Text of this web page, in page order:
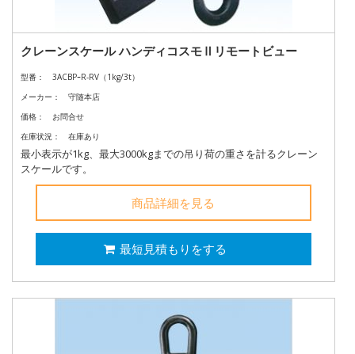
クレーンスケール ハンディコスモⅡリモートビュー
型番：
3ACBPｰR-RV（1kg/3t）
メーカー：
守随本店
価格：
お問合せ
在庫状況：
在庫あり
最小表示が1kg、最大3000kgまでの吊り荷の重さを計るクレーン
スケールです。
商品詳細を見る
最短見積もりをする